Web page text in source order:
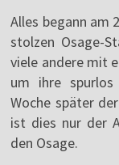
Alles begann am
stolzen Osage-
viele andere mit
um ihre spurlos
Woche später
ist dies nur der
den Osage.